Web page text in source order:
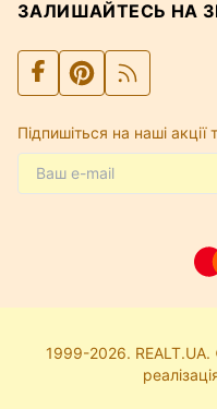
ЗАЛИШАЙТЕСЬ НА
Підпишіться на наші акції
1999-2026.